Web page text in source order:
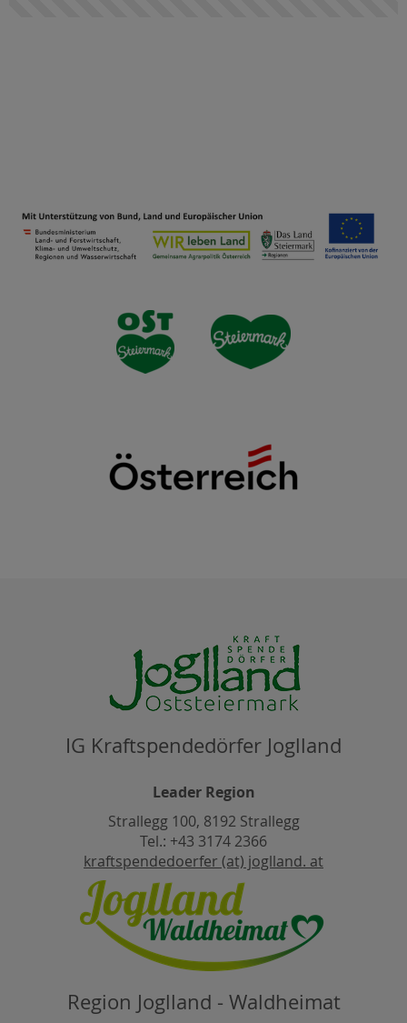
IG Kraftspendedörfer Joglland
Leader Region
Strallegg 100, 8192 Strallegg
Tel.: +43 3174 2366
kraftspendedoerfer (at) joglland. at
Region Joglland - Waldheimat